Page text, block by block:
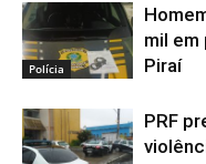
Polícia
mil em
Piraí
PRF